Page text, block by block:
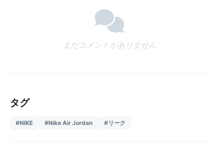
まだコメントがありません
タグ
#NIKE #Nike Air Jordan #リーク